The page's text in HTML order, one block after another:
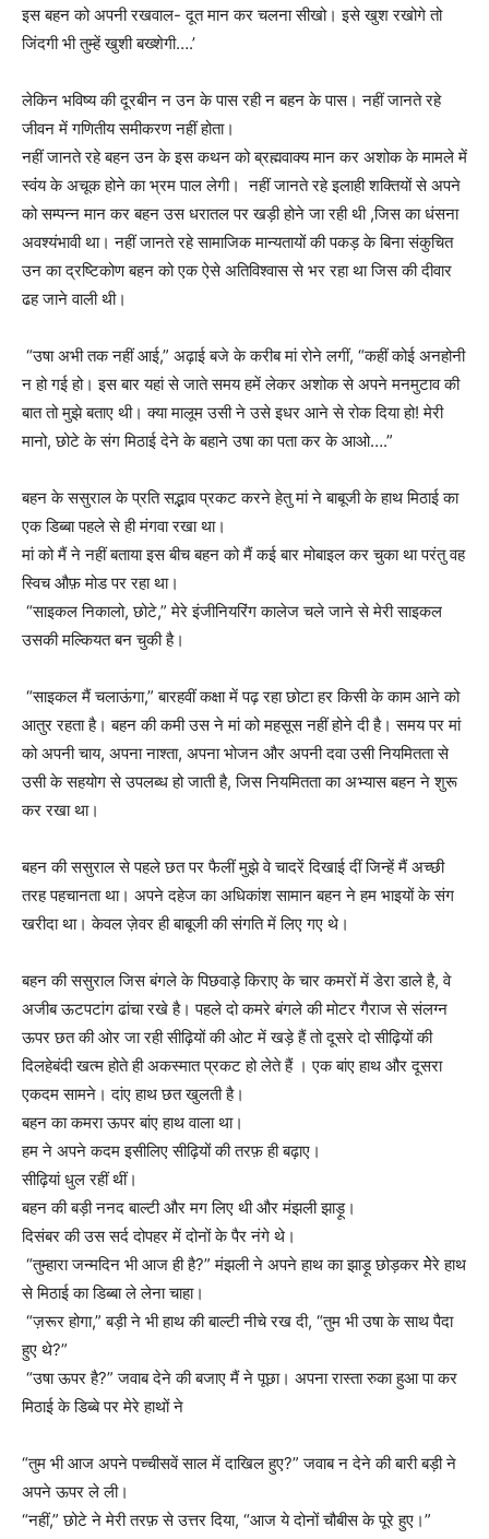
इस बहन को अपनी रखवाल- दूत मान कर चलना सीखो। इसे खुश रखोगे तो
जिंदगी भी तुम्हें खुशी बख्शेगी….’
लेकिन भविष्य की दूरबीन न उन के पास रही न बहन के पास।नहीं जानते रहे
जीवन में गणितीय समीकरण नहीं होता।
नहीं जानते रहे बहन उन के इस कथन को ब्रह्मवाक्य मान कर अशोक के मामले में
स्वंंय के अचूक होने का भ्रम पाल लेगी। नहीं जानते रहे इलाही शक्तियों से अपने
को सम्पन्न मान कर बहन उस धरातल पर खड़ी होने जा रही थी ,जिस का धंसना
अवश्यंभावी था।नहीं जानते रहे सामाजिक मान्यतायों की पकड़ के बिना संकुचित
उन का द्रष्टिकोण बहन को एक ऐसे अतिविश्वास से भर रहा था जिस की दीवार
ढह जाने वाली थी।
“उषा अभी तक नहीं आई,” अढ़ाई बजे के करीब मां रोने लगीं, “कहीं कोई अनहोनी
न हो गई हो। इस बार यहां से जाते समय हमें लेकर अशोक से अपने मनमुटाव की
बात तो मुझे बताए थी। क्या मालूम उसी ने उसे इधर आने से रोक दिया हो! मेरी
मानो, छोटे के संग मिठाई देने के बहाने उषा का पता कर के आओ….”
बहन के ससुराल के प्रति सद्भाव प्रकट करने हेतु मां ने बाबूजी के हाथ मिठाई का
एक डिब्बा पहले से ही मंगवा रखा था।
मां को मैं ने नहीं बताया इस बीच बहन को मैं कई बार मोबाइल कर चुका था परंतु वह
स्विच औफ़ मोड पर रहा था।
“साइकल निकालो, छोटे,” मेरे इंजीनियरिंग कालेज चले जाने से मेरी साइकल
उसकी मल्कियत बन चुकी है।
“साइकल मैं चलाऊंगा,” बारहवीं कक्षा में पढ़ रहा छोटा हर किसी के काम आने को
आतुर रहता है। बहन की कमी उस ने मां को महसूस नहीं होने दी है। समय पर मां
को अपनी चाय, अपना नाश्ता, अपना भोजन और अपनी दवा उसी नियमितता से
उसी के सहयोग से उपलब्ध हो जाती है, जिस नियमितता का अभ्यास बहन ने शुरू
कर रखा था।
बहन की ससुराल से पहले छत पर फैलीं मुझे वे चादरें दिखाई दीं जिन्हें मैं अच्छी
तरह पहचानता था। अपने दहेज का अधिकांश सामान बहन ने हम भाइयों के संग
खरीदा था। केवल ज़ेवर ही बाबूजी की संगति में लिए गए थे।
बहन की ससुराल जिस बंगले के पिछवाड़े किराए के चार कमरों में डेरा डाले है, वे
अजीब ऊटपटांग ढांचा रखे है। पहले दो कमरे बंगले की मोटर गैराज से संलग्न
ऊपर छत की ओर जा रही सीढ़ियों की ओट में खड़े हैं तो दूसरे दो सीढ़ियों की
दिलहेबंदी खत्म होते ही अकस्मात प्रकट हो लेते हैं । एक बांए हाथ और दूसरा
एकदम सामने। दांए हाथ छत खुलती है।
बहन का कमरा ऊपर बांए हाथ वाला था।
हम ने अपने कदम इसीलिए सीढ़ियों की तरफ़ ही बढ़ाए।
सीढ़ियां धुल रहीं थीं।
बहन की बड़ी ननद बाल्टी और मग लिए थी और मंझली झाड़ू।
दिसंबर की उस सर्द दोपहर में दोनों के पैर नंगे थे।
“तुम्हारा जन्मदिन भी आज ही है?” मंझली ने अपने हाथ का झाड़ू छोड़कर मेेरे हाथ
से मिठाई का डिब्बा ले लेना चाहा।
“ज़रूर होगा,” बड़ी ने भी हाथ की बाल्टी नीचे रख दी, “तुम भी उषा के साथ पैदा
हुए थे?”
“उषा ऊपर है?” जवाब देने की बजाए मैं ने पूछा। अपना रास्ता रुका हुआ पा कर
मिठाई के डिब्बे पर मेरे हाथों ने
“तुम भी आज अपने पच्चीसवें साल में दाखिल हुए?” जवाब न देने की बारी बड़ी ने
अपने ऊपर ले ली।
“नहीं,” छोटे ने मेरी तरफ़ से उत्तर दिया, “आज ये दोनों चौबीस के पूरे हुए।”